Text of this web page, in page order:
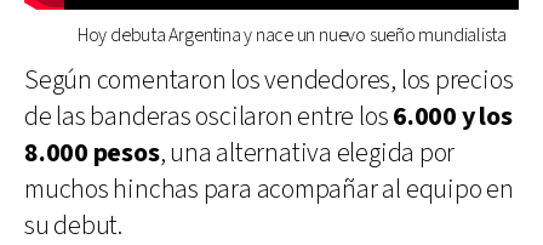
Hoy debuta Argentina y nace un nuevo sueño mundialista
Según comentaron los vendedores, los precios
de las banderas oscilaron entre los6.000 y los
8.000 pesos, una alternativa elegida por
muchos hinchas para acompañar al equipo en
su debut.